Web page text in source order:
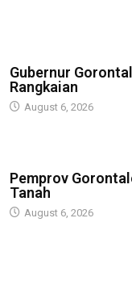
Gubernur
Rangkaian
August 6, 2026
Pemprov
Tanah
August 6, 2026